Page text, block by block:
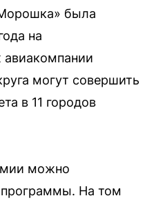
была
на
могут совершить
в 11 городов
можно
программы. На том